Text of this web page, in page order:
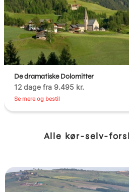
De dramatiske Dolomitter
12 dage fra 9.495 kr.
Se mere og bestil
Alle kør-selv-